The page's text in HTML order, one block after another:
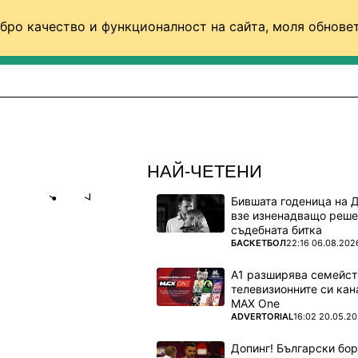
качество и функционалност на сайта, моля
НАЙ-ЧЕТЕНИ
Бившата годеница на
взе изненадващо
съдебната битка
ПОВЕЧЕ ОТ
БАСКЕТБОЛ22:16
А1 разширява
телевизионните си
MAX One
ПОВЕЧЕ ОТ
ADVERTORIAL16:02
Допинг! Български